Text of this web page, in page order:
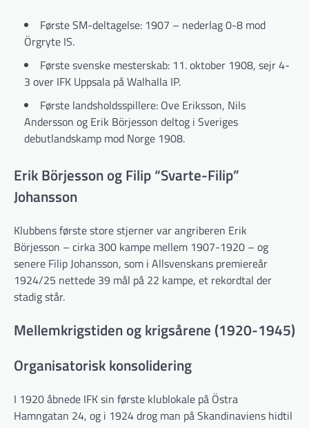
Første SM-deltagelse: 1907 – nederlag 0-8 mod
Örgryte IS.
Første svenske mesterskab: 11. oktober 1908, sejr 4-
3 over IFK Uppsala på Walhalla IP.
Første landsholdsspillere: Ove Eriksson, Nils
Andersson og Erik Börjesson deltog i Sveriges
debutlandskamp mod Norge 1908.
Erik Börjesson og Filip “Svarte-Filip”
Johansson
Klubbens første store stjerner var angriberen Erik
Börjesson – cirka 300 kampe mellem 1907-1920 – og
senere Filip Johansson, som i Allsvenskans premiereår
1924/25 nettede 39 mål på 22 kampe, et rekordtal der
stadig står.
Mellemkrigstiden og krigsårene (1920-1945)
Organisatorisk konsolidering
I 1920 åbnede IFK sin første klub­lokale på Östra
Hamngatan 24, og i 1924 drog man på Skandinaviens hidtil